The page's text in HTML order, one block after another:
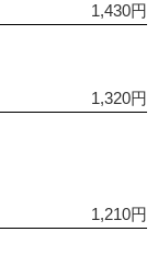
1,430円
1,320円
1,210円